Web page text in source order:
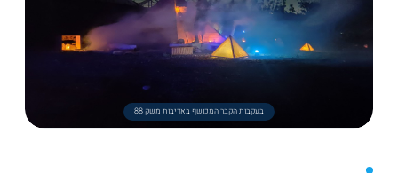
בעקבות הקבר המכושף באדיבות משק 88